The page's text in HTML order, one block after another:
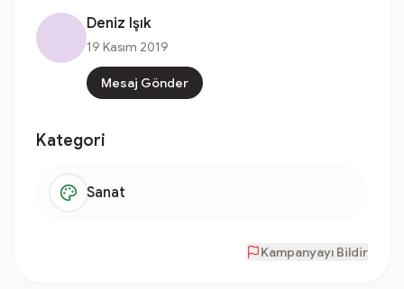
Deniz Işık
19 Kasım 2019
Mesaj Gönder
Kategori
Sanat
Kampanyayı Bildir